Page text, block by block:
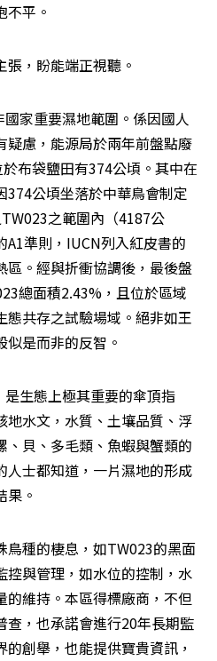
不平。
，盼能端正視聽。
家重要濕地範圍。係因國人
疑慮，能源局於兩年前盤點廢
布袋鹽田有374公頃。其中在
374公頃坐落於中華鳥會制定
之範圍內（4187公
準則，IUCN列入紅皮書的
區。經與折衝協調後，最後盤
總面積2.43%，且位於區域
共存之試驗場域。絕非如王
是而非的反智。
是生態上極其重要的傘頂指
地水文，水質、土壤品質、浮
貝、多毛類、魚蝦與蟹類的
人士都知道，一片濕地的形成
果。
鳥種的棲息，如TW023的黑面
控與管理，如水位的控制，水
維持。本區得標廠商，不但
查，也承諾會進行20年長期監
創舉，也能提供寶貴資訊，